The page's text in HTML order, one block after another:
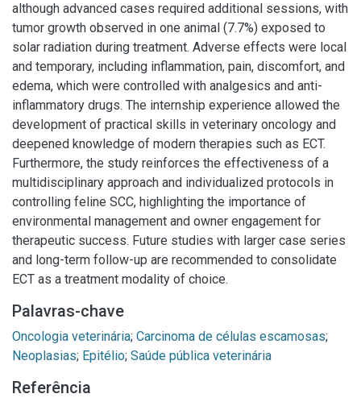
although advanced cases required additional sessions, with
tumor growth observed in one animal (7.7%) exposed to
solar radiation during treatment. Adverse effects were local
and temporary, including inflammation, pain, discomfort, and
edema, which were controlled with analgesics and anti-
inflammatory drugs. The internship experience allowed the
development of practical skills in veterinary oncology and
deepened knowledge of modern therapies such as ECT.
Furthermore, the study reinforces the effectiveness of a
multidisciplinary approach and individualized protocols in
controlling feline SCC, highlighting the importance of
environmental management and owner engagement for
therapeutic success. Future studies with larger case series
and long-term follow-up are recommended to consolidate
ECT as a treatment modality of choice.
Palavras-chave
Oncologia veterinária; Carcinoma de células escamosas;
Neoplasias; Epitélio; Saúde pública veterinária
Referência